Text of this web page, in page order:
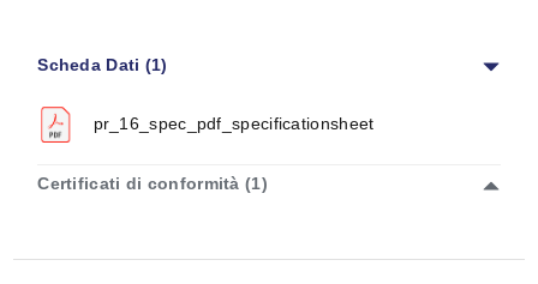
Scheda Dati (1)
pr_16_spec_pdf_specificationsheet
Certificati di conformità (1)